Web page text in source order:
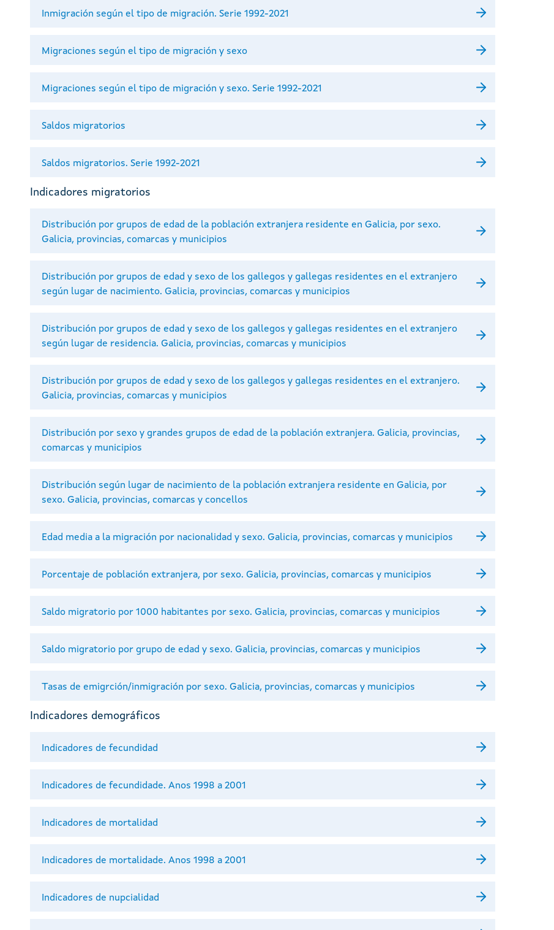
Inmigración según el tipo de migración. Serie 1992-2021
Migraciones según el tipo de migración y sexo
Migraciones según el tipo de migración y sexo. Serie 1992-2021
Saldos migratorios
Saldos migratorios. Serie 1992-2021
Indicadores migratorios
Distribución por grupos de edad de la población extranjera residente en Galicia, por sexo.
Galicia, provincias, comarcas y municipios
Distribución por grupos de edad y sexo de los gallegos y gallegas residentes en el extranjero
según lugar de nacimiento. Galicia, provincias, comarcas y municipios
Distribución por grupos de edad y sexo de los gallegos y gallegas residentes en el extranjero
según lugar de residencia. Galicia, provincias, comarcas y municipios
Distribución por grupos de edad y sexo de los gallegos y gallegas residentes en el extranjero.
Galicia, provincias, comarcas y municipios
Distribución por sexo y grandes grupos de edad de la población extranjera. Galicia, provincias,
comarcas y municipios
Distribución según lugar de nacimiento de la población extranjera residente en Galicia, por
sexo. Galicia, provincias, comarcas y concellos
Edad media a la migración por nacionalidad y sexo. Galicia, provincias, comarcas y municipios
Porcentaje de población extranjera, por sexo. Galicia, provincias, comarcas y municipios
Saldo migratorio por 1000 habitantes por sexo. Galicia, provincias, comarcas y municipios
Saldo migratorio por grupo de edad y sexo. Galicia, provincias, comarcas y municipios
Tasas de emigrción/inmigración por sexo. Galicia, provincias, comarcas y municipios
Indicadores demográficos
Indicadores de fecundidad
Indicadores de fecundidade. Anos 1998 a 2001
Indicadores de mortalidad
Indicadores de mortalidade. Anos 1998 a 2001
Indicadores de nupcialidad